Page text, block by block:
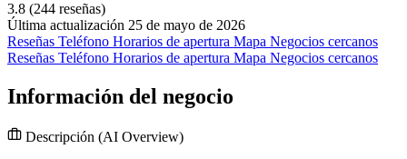
3.8 (244 reseñas)
Última actualización 25 de mayo de 2026
Reseñas Teléfono Horarios de apertura Mapa Negocios cercanos
Reseñas Teléfono Horarios de apertura Mapa Negocios cercanos
Información del negocio
Descripción (AI Overview)